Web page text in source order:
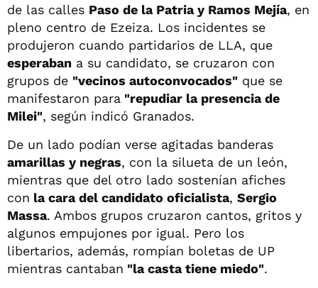
de las calles Paso de la Patria y Ramos Mejía, en
pleno centro de Ezeiza. Los incidentes se
produjeron cuando partidarios de LLA, que
esperaban a su candidato, se cruzaron con
grupos de "vecinos autoconvocados" que se
manifestaron para "repudiar la presencia de
Milei", según indicó Granados.
De un lado podían verse agitadas banderas
amarillas y negras, con la silueta de un león,
mientras que del otro lado sostenían afiches
con la cara del candidato oficialista, Sergio
Massa. Ambos grupos cruzaron cantos, gritos y
algunos empujones por igual. Pero los
libertarios, además, rompían boletas de UP
mientras cantaban "la casta tiene miedo".